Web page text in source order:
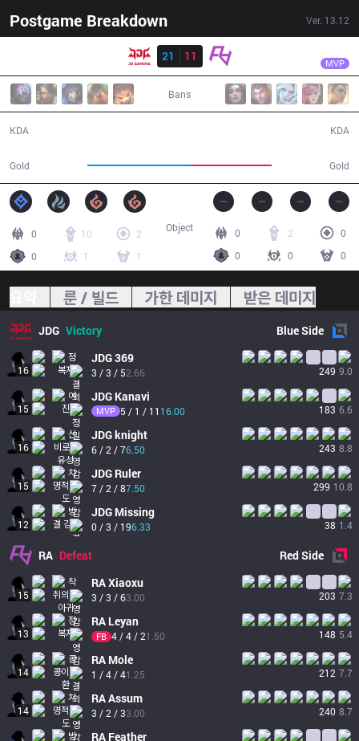
Postgame Breakdown Ver. 13.12
21
11 MVP
Bans
KDA
Gold Gold
KDA
0 10
2
0
1 1
0 2
0
0
0 0
Object
룬 / 빌드 가한 데미지 받은 데미지
JDG Victory BlueSide
16
JDG369
3 / 3 / 52.66 249 9.0
15
JDG Kanavi
MVP 5 / 1 / 11 16.00 183 6.6
16
JDGknight
6 / 2 / 76.50 243 8.8
15
JDG Ruler
7 / 2 / 87.50 299 10.8
12
JDG Missing
0 / 3 / 196.33 38 1.4
RA Defeat RedSide
15
RAXiaoxu
3 / 3 / 63.00 203 7.3
13
RA Leyan
FB 4 / 4 / 21.50 148 5.4
14
RA Mole
1 / 4 / 41.25 212 7.7
14
RAAssum
3 / 2 / 33.00 240 8.7
RA Feather